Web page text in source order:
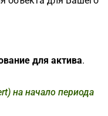
для актива.
на начало периода